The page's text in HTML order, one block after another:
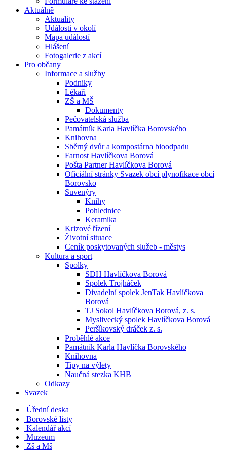
Aktuálně
Aktuality
Události v okolí
Mapa událostí
Hlášení
Fotogalerie z akcí
Pro občany
Informace a služby
Podniky
Lékaři
ZŠ a MŠ
Dokumenty
Pečovatelská služba
Památník Karla Havlíčka Borovského
Knihovna
Sběrný dvůr a kompostárna bioodpadu
Farnost Havlíčkova Borová
Pošta Partner Havlíčkova Borová
Oficiální stránky Svazek obcí plynofikace obcí
Borovsko
Suvenýry
Knihy
Pohlednice
Keramika
Krizové řízení
Životní situace
Ceník poskytovaných služeb - městys
Kultura a sport
Spolky
SDH Havlíčkova Borová
Spolek Trojháček
Divadelní spolek JenTak Havlíčkova
Borová
TJ Sokol Havlíčkova Borová, z. s.
Myslivecký spolek Havlíčkova Borová
Peršíkovský dráček z. s.
Proběhlé akce
Památník Karla Havlíčka Borovského
Knihovna
Tipy na výlety
Naučná stezka KHB
Odkazy
Svazek
Úřední deska
Borovské listy
Kalendář akcí
Muzeum
Zš a Mš